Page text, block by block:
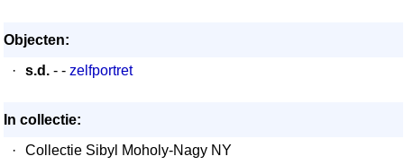
Objecten:
·
s.d. - - zelfportret
In collectie:
·
Collectie Sibyl Moholy-Nagy NY